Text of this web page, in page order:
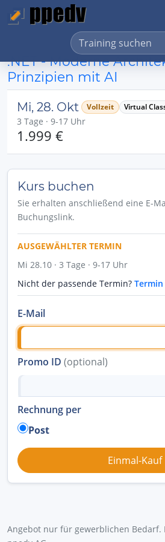
.NET - Moderne
Prinzipien mit AI
Mi, 28. Okt Vollzeit Virtual
3 Tage · 9-17 Uhr
1.999 €
Kurs buchen
Sie erhalten anschließend eine E-
Buchungslink.
AUSGEWÄHLTER TERMIN
Mi 28.10 · 3 Tage · 9-17 Uhr
Nicht der passende Termin?
E-Mail
Promo ID (optional)
Rechnung per
Post
Angebot nur für gewerblichen Bedarf.